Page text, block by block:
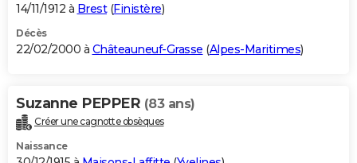
14/11/1912 à Brest(Finistère)
Décès
22/02/2000 à Châteauneuf-Grasse (Alpes-Maritimes)
Suzanne PEPPER (83 ans)
Créer une cagnotte obsèques
Naissance